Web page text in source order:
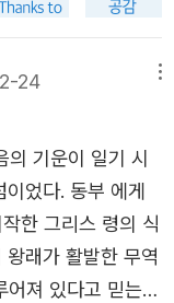
는 착각. 이런 착
외계인’으로 가정
모습과 흡사하며
다고 믿는 사람들
다. 그래서 아득한
들에게 현대 문명
한다. 초고대 문명
드와 페루의 나스
24
기운이 일기 시
었다. 동부 에게
한 그리스 령의 식
래가 활발한 무역
어져 있다고 믿는